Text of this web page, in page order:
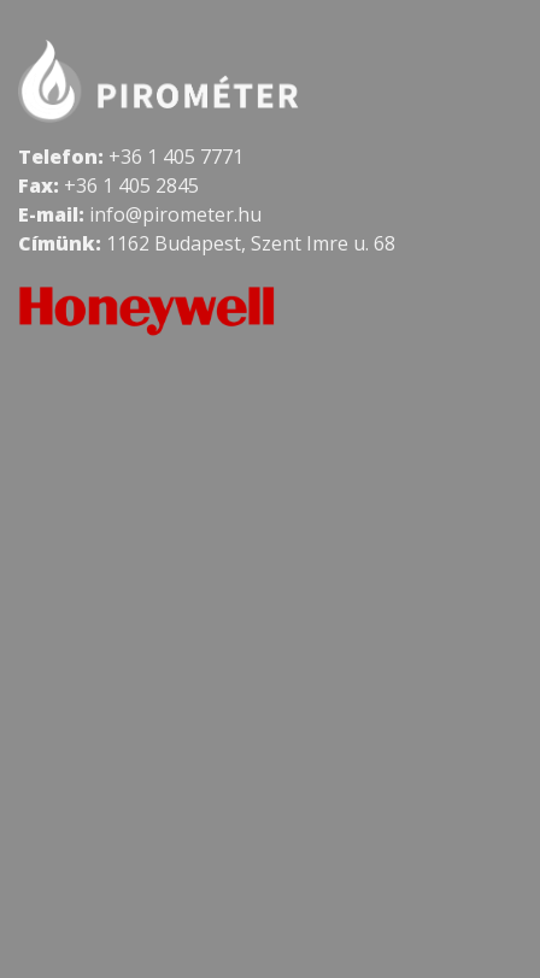
Telefon: +36 1 405 7771
Fax: +36 1 405 2845
E-mail: info@pirometer.hu
Címünk: 1162 Budapest, Szent Imre u. 68